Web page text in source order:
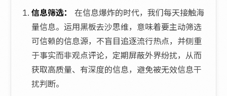
信息筛选：
在信息爆炸的时代，我们每天接触海
量信息。运用黑板去沙思维，意味着要主动筛选
可信赖的信息源，不盲目追逐流行热点，并侧重
于事实而非观点评论，定期屏蔽外界纷扰，从而
获取高质量、有深度的信息，避免被无效信息干
扰判断。